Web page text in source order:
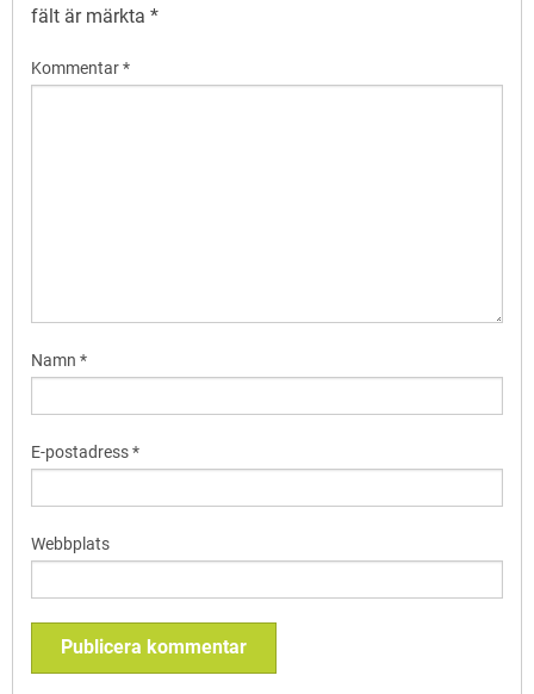
fält är märkta *
Kommentar*
Namn *
E-postadress*
Webbplats